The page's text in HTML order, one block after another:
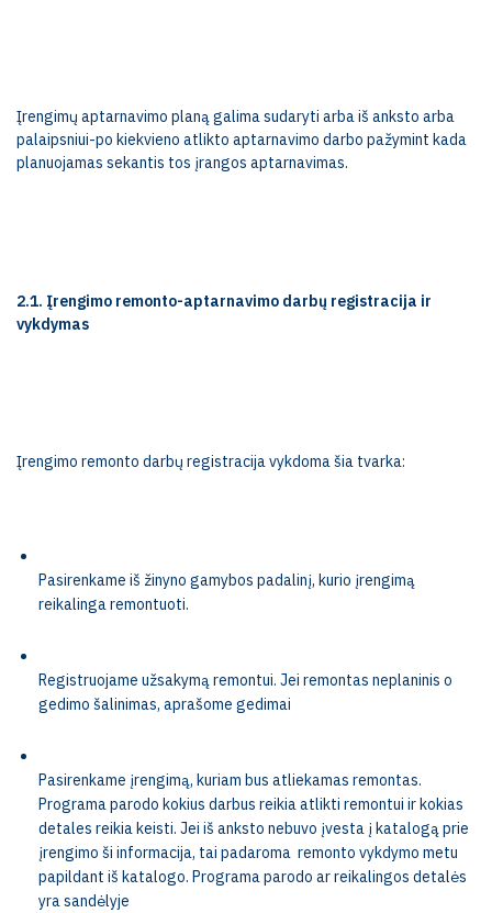
Įrengimų aptarnavimo planą galima sudaryti arba iš anksto arba
palaipsniui-po kiekvieno atlikto aptarnavimo darbo pažymint kada
planuojamas sekantis tos įrangos aptarnavimas.
2.1. Įrengimo remonto-aptarnavimo darbų registracija ir
vykdymas
Įrengimo remonto darbų registracija vykdoma šia tvarka:
Pasirenkame iš žinyno gamybos padalinį, kurio įrengimą
reikalinga remontuoti.
Registruojame užsakymą remontui. Jei remontas neplaninis o
gedimo šalinimas, aprašome gedimai
Pasirenkame įrengimą, kuriam bus atliekamas remontas.
Programa parodo kokius darbus reikia atlikti remontui ir kokias
detales reikia keisti. Jei iš anksto nebuvo įvesta į katalogą prie
įrengimo ši informacija, tai padaroma remonto vykdymo metu
papildant iš katalogo. Programa parodo ar reikalingos detalės
yra sandėlyje